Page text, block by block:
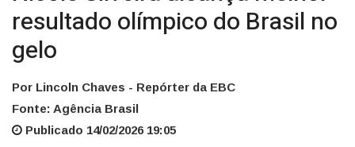
resultado olímpico do Brasil no
gelo
Por Lincoln Chaves - Repórter da EBC
Fonte: Agência Brasil
Publicado 14/02/2026 19:05